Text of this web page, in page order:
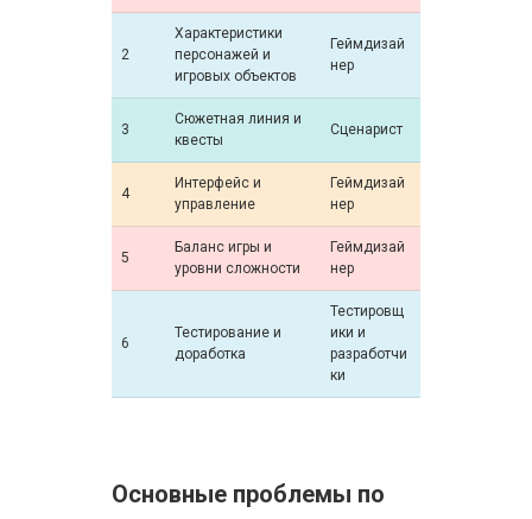
2
Характеристики
персонажей и
игровых объектов
Геймдизай
нер
3
Сюжетная линия и
квесты
Сценарист
4
Интерфейс и
управление
Геймдизай
нер
5
Баланс игры и
уровни сложности
Геймдизай
нер
6
Тестирование и
доработка
Тестировщ
ики и
разработчи
ки
Основные проблемы по